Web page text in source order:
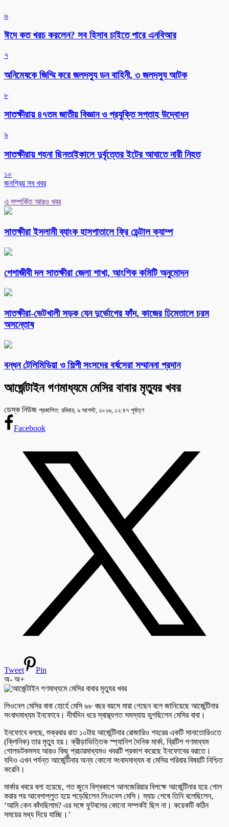
৬
ঈদে কত খরচ করলেন? সব হিসাব চাইতে পারে এনবিআর
৭
অনিমেষকে জিম্মি করে জলদস্যু ডন বাহিনী, ৩ জলদস্যু আটক
৮
সাতক্ষীরায় ৪৭তম জাতীয় বিজ্ঞান ও প্রযুক্তি সপ্তাহ উদ্বোধন
৯
সাতক্ষীরায় গহনা ছিনতাইকালে দুর্বৃত্তের ইটের আঘাতে নারী নিহত
১০
জনপ্রিয় সব খবর
এ সম্পর্কিত আরও খবর
সাতক্ষীরা ইসলামী ব্যাংক হাসপাতালে ফ্রি ডেন্টাল ক্যাম্প
পেশাজীবী দল সাতক্ষীরা জেলা শাখা, আংশিক কমিটি অনুমোদন
সাতক্ষীরা-ভেটখালী সড়ক যেন দুর্ভোগের ফাঁদ, কাজের ঢিমেতালে চরম
অসন্তোষ
বন্ধন টেলিমিডিয়া ও শিল্পী সংসদের বর্ষসেরা সম্মাননা প্রদান
আর্জেন্টাইন গণমাধ্যমে মেসির বাবার মৃত্যুর খবর
ডেস্ক নিউজ প্রকাশিত: রবিবার, ৯ আগস্ট, ২০২৬, ১২:৪৭ পূর্বাহ্ণ
Facebook
Tweet
Pin
অ- অ+
লিওনেল মেসির বাবা হোর্হে মেসি ৬৮ বছর বয়সে মারা গেছেন বলে জানিয়েছে আর্জেন্টিনার
সংবাদমাধ্যম ইনফোবে। দীর্ঘদিন ধরে স্বাস্থ্যগত সমস্যায় ভুগছিলেন মেসির বাবা।
ইনফোবে বলছে, শুক্রবার রাত ১০টায় আর্জেন্টিনার রোজারিও শহরের একটি সানাতোরিওতে
(ক্লিনিক) তার মৃত্যু হয়। ক্রীড়াভিত্তিক স্প্যানিশ দৈনিক মার্কা, ব্রিটিশ গণমাধ্যম
গোলডটকমসহ আরও কিছু প্রচারমাধ্যমও খবরটি প্রকাশ করেছে ইনফোবের বরাতে।
যদিও এখন পর্যন্ত আর্জেন্টিনার অন্য কোনো সংবাদমাধ্যম বা মেসির পরিবার বিষয়টি নিশ্চিত
করেনি।
মার্কার খবরে বলা হয়েছে, গত জুনে বিশ্বকাপে আলজেরিয়ার বিপক্ষে আর্জেন্টিনার হয়ে গোল
করার পর আবেগাপ্লুত হয়ে পড়েছিলেন লিওনেল মেসি। ম্যাচ শেষে তিনি বলেছিলেন,
‘আমি কেন কাঁদছিলাম? এর সঙ্গে ফুটবলের কোনো সম্পর্কই ছিল না। কয়েকটি কঠিন
সময়ের মধ্য দিয়ে যাচ্ছি।’